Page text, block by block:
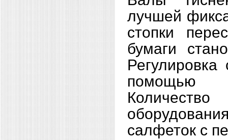
лучшей
стопки
бумаги
Регулировка
помощью
салфеток с